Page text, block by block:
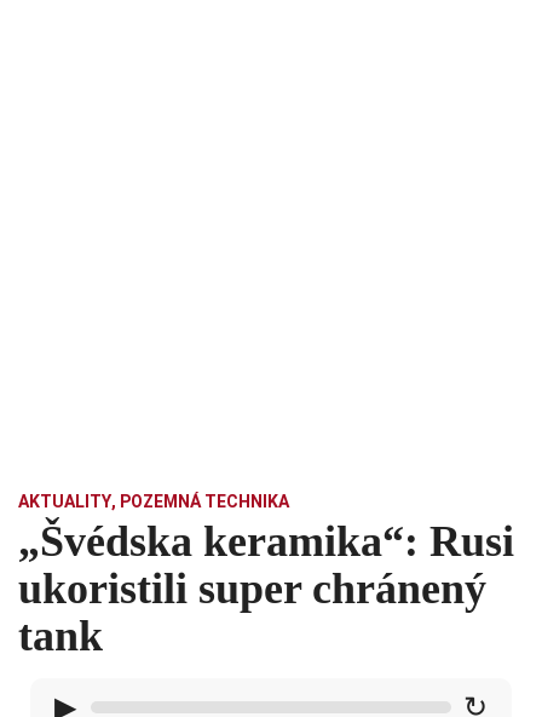
AKTUALITY, POZEMNÁ TECHNIKA
„Švédska keramika“: Rusi
ukoristili super chránený
tank
▶ ↻